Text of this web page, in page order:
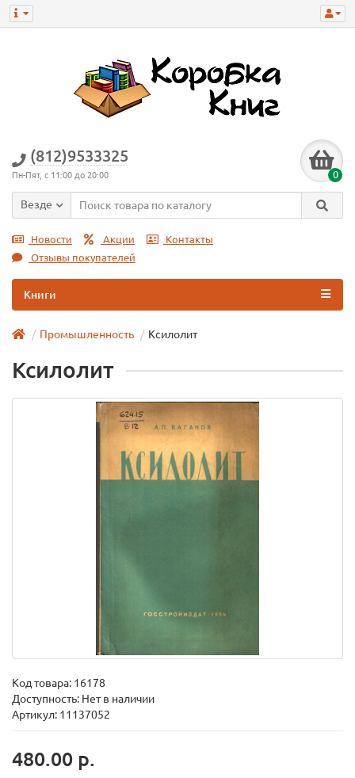
(812)9533325
Пн-Пят, с 11:00 до 20:00 0
Везде
Новости Акции
Контакты
Отзывы покупателей
Книги
Промышленность Ксилолит
Ксилолит
Код товара: 16178
Доступность: Нет в наличии
Артикул: 11137052
480.00 р.